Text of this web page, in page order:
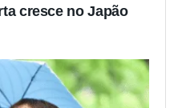
cresce no Japão